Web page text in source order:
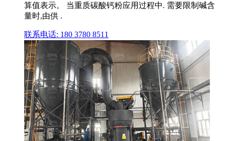
算值表示。 当重质碳酸钙粉应用过程中. 需要限制碱含
量时,由供 .
联系电话: 180 3780 8511